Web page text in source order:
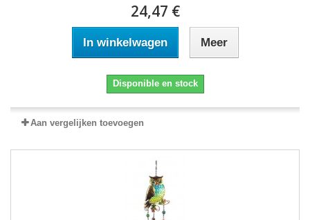
24,47 €
In winkelwagen Meer
Disponible en stock
Aan vergelijken toevoegen